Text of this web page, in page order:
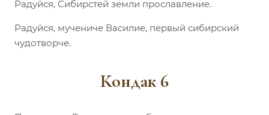
Радуйся, Сибирстей земли прославление.
Радуйся, мучениче Василие, первый сибирский
чудотворче.
Кондак 6